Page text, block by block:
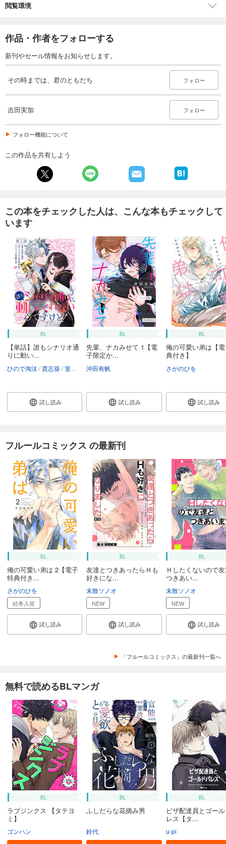
閲覧環境
作品・作者をフォローする
新刊やセール情報をお知らせします。
その時までは、君のともだち フォロー
吉田実加 フォロー
フォロー機能について
この作品を共有しよう
この本をチェックした人は、こんな本もチェックして
います
BL
【単話】誰もシナリオ通
りに動い...
ひので淘汰 貴志葵 篁ふみ
試し読み
BL
先輩、ナカみせて 1【電
子限定か...
沖田有帆
試し読み
BL
俺の可愛い弟は【
典付き】
さがのひを
試し読み
フルールコミックス の最新刊
BL
俺の可愛い弟は 2【電子
特典付き...
さがのひを
続巻入荷
試し読み
BL
友達とつきあったらＨも
好きにな...
未散ソノオ
NEW
試し読み
BL
Ｈしたくないので
つきあい...
未散ソノオ
NEW
試し読み
「フルールコミックス」の最新刊一覧へ
無料で読めるBLマンガ
BL
ラブジンクス 【タテヨ
ミ】
ゴンハン
BL
ふしだらな花摘み男
鈴代
BL
ピザ配達員とゴー
レス【タ...
u-pi